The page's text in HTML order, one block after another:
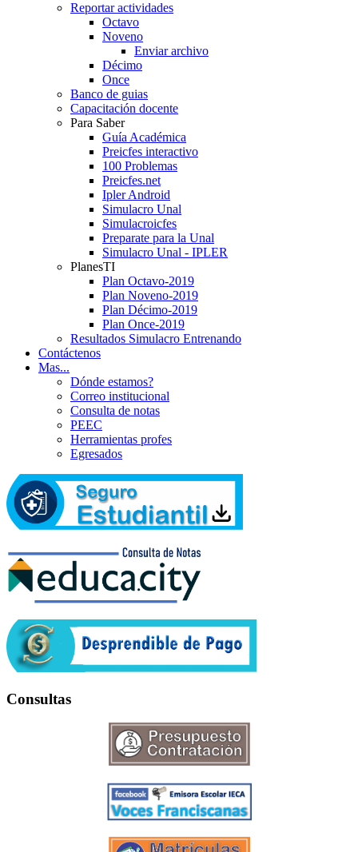
Reportar actividades
Octavo
Noveno
Enviar archivo
Décimo
Once
Banco de guias
Capacitación docente
Para Saber
Guía Académica
Preicfes interactivo
100 Problemas
Preicfes.net
Ipler Android
Simulacro Unal
Simulacroicfes
Preparate para la Unal
Simulacro Unal - IPLER
PlanesTI
Plan Octavo-2019
Plan Noveno-2019
Plan Décimo-2019
Plan Once-2019
Resultados Simulacro Entrenando
Contáctenos
Mas...
Dónde estamos?
Correo institucional
Consulta de notas
PEEC
Herramientas profes
Egresados
Consultas